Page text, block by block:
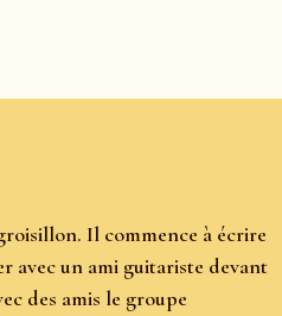
Il commence à écrire
avec un ami guitariste devant
des amis le groupe